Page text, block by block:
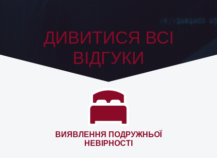
ДИВИТИСЯ ВСІ
ВІДГУКИ
ВИЯВЛЕННЯ ПОДРУЖНЬОЇ
НЕВІРНОСТІ